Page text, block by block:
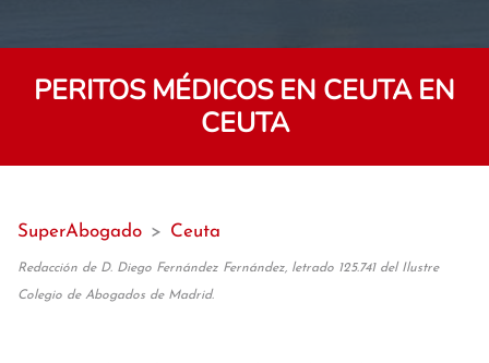
PERITOS MÉDICOS EN CEUTA EN
CEUTA
SuperAbogado > Ceuta
Redacción de D. Diego Fernández Fernández, letrado 125.741 del Ilustre
Colegio de Abogados de Madrid.